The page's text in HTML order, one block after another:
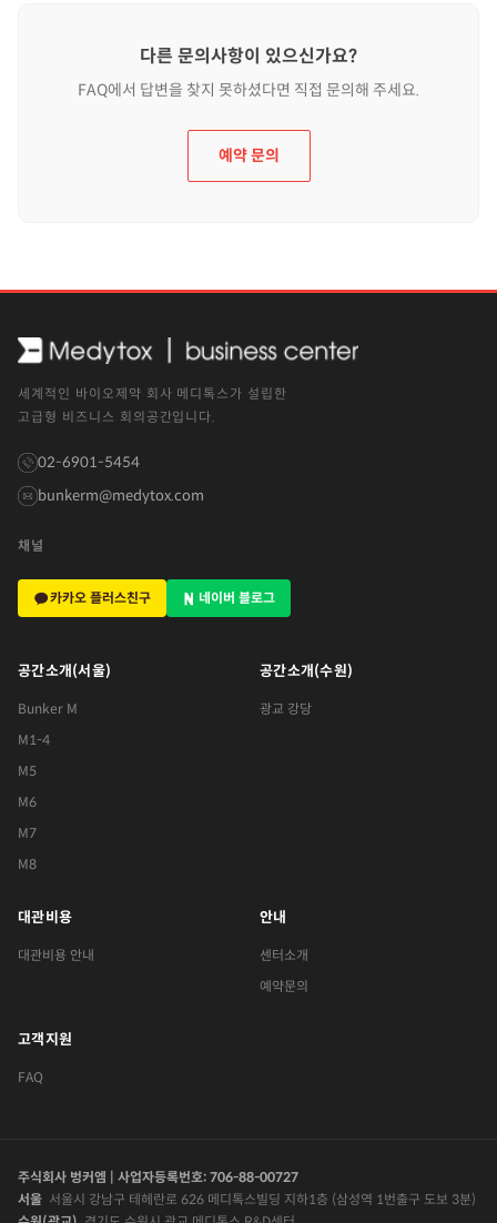
다른 문의사항이 있으신가요?
FAQ에서 답변을 찾지 못하셨다면 직접 문의해 주세요.
예약 문의
세계적인 바이오제약 회사 메디톡스가 설립한
고급형 비즈니스 회의공간입니다.
02-6901-5454
bunkerm@medytox.com
채널
카카오 플러스친구 네이버 블로그
공간소개(서울)
Bunker M
M1-4
M5
M6
M7
M8
공간소개(수원)
광교 강당
대관비용
대관비용 안내
안내
센터소개
예약문의
고객지원
FAQ
주식회사 벙커엠 | 사업자등록번호: 706-88-00727
서울 서울시 강남구 테헤란로 626 메디톡스빌딩 지하1층 (삼성역 1번출구 도보 3분)